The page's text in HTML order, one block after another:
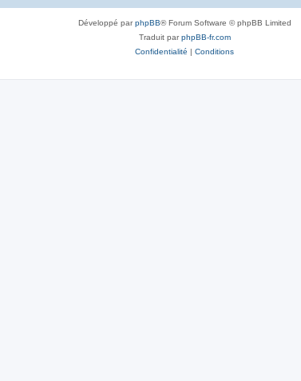
Développé parphpBB® Forum Software © phpBB Limited
Traduit parphpBB-fr.com
Confidentialité | Conditions